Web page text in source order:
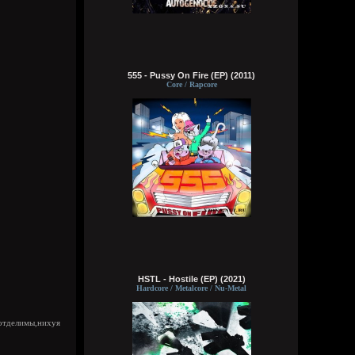
делах. панки просто бомбы
Кукуня
21:36:44
Цитата: Wirtuozik
ещё и вместо мозга вставили мощный
компьют
ты хотел сказать в место, где должен
быть мозг
20:40:37
А если бы мне ещё и вместо мозга
вставили мощный компьют, то ч бы еще и
555 - Pussy On Fire (EP) (2011)
Core / Rapcore
HSTL - Hostile (EP) (2021)
Hardcore / Metalcore / Nu-Metal